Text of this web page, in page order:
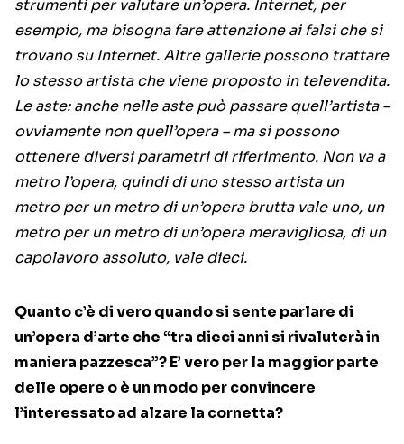
strumenti per valutare un’opera. Internet, per
esempio, ma bisogna fare attenzione ai falsi che si
trovano su Internet. Altre gallerie possono trattare
lo stesso artista che viene proposto in televendita.
Le aste: anche nelle aste può passare quell’artista –
ovviamente non quell’opera – ma si possono
ottenere diversi parametri di riferimento. Non va a
metro l’opera, quindi di uno stesso artista un
metro per un metro di un’opera brutta vale uno, un
metro per un metro di un’opera meravigliosa, di un
capolavoro assoluto, vale dieci.
Quanto c’è di vero quando si sente parlare di
un’opera d’arte che “tra dieci anni si rivaluterà in
maniera pazzesca”? E’ vero per la maggior parte
delle opere o è un modo per convincere
l’interessato ad alzare la cornetta?